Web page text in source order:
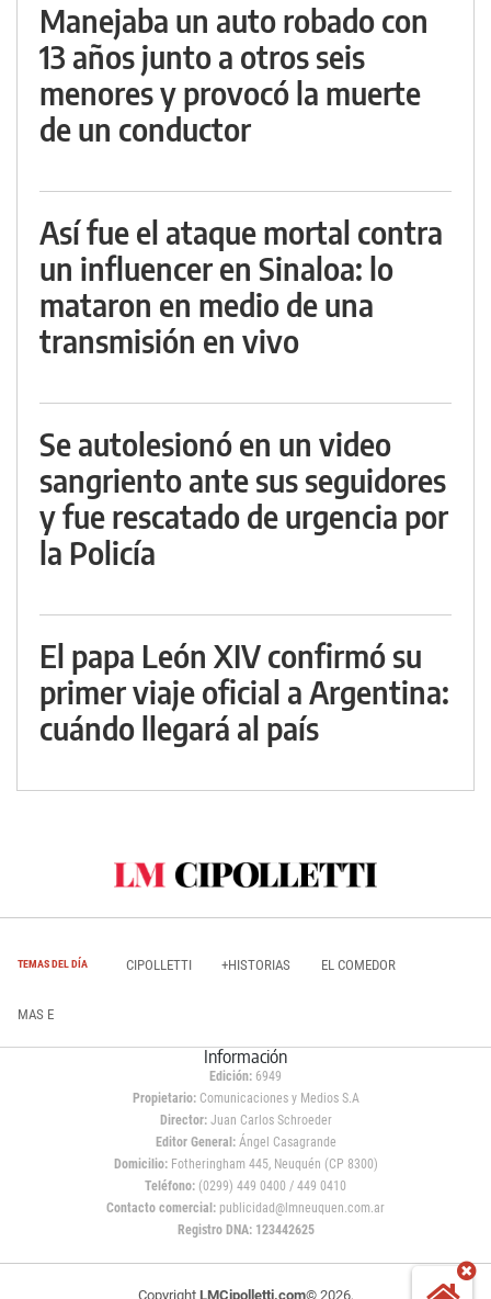
Manejaba un auto robado con
13 años junto a otros seis
menores y provocó la muerte
de un conductor
Así fue el ataque mortal contra
un influencer en Sinaloa: lo
mataron en medio de una
transmisión en vivo
Se autolesionó en un video
sangriento ante sus seguidores
y fue rescatado de urgencia por
la Policía
El papa León XIV confirmó su
primer viaje oficial a Argentina:
cuándo llegará al país
TEMAS DEL DÍA CIPOLLETTI +HISTORIAS EL COMEDOR
MAS E
Información
Edición: 6949
Propietario:Comunicaciones y Medios S.A
Director: Juan Carlos Schroeder
Editor General:Ángel Casagrande
Domicilio:Fotheringham 445, Neuquén (CP 8300)
Teléfono: (0299) 449 0400 / 449 0410
Contacto comercial: publicidad@lmneuquen.com.ar
Registro DNA: 123442625
Copyright LMCipolletti.com© 2026,